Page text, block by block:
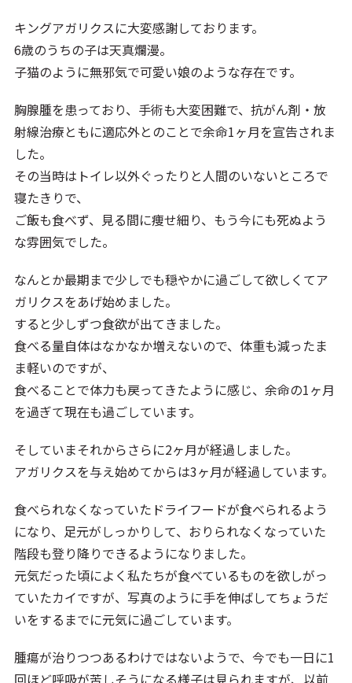
キングアガリクスに大変感謝しております。
6歳のうちの子は天真爛漫。
子猫のように無邪気で可愛い娘のような存在です。
胸腺腫を患っており、手術も大変困難で、抗がん剤・放
射線治療ともに適応外とのことで余命1ヶ月を宣告されま
した。
その当時はトイレ以外ぐったりと人間のいないところで
寝たきりで、
ご飯も食べず、見る間に痩せ細り、もう今にも死ぬよう
な雰囲気でした。
なんとか最期まで少しでも穏やかに過ごして欲しくてア
ガリクスをあげ始めました。
すると少しずつ食欲が出てきました。
食べる量自体はなかなか増えないので、体重も減ったま
ま軽いのですが、
食べることで体力も戻ってきたように感じ、余命の1ヶ月
を過ぎて現在も過ごしています。
そしていまそれからさらに2ヶ月が経過しました。
アガリクスを与え始めてからは3ヶ月が経過しています。
食べられなくなっていたドライフードが食べられるよう
になり、足元がしっかりして、おりられなくなっていた
階段も登り降りできるようになりました。
元気だった頃によく私たちが食べているものを欲しがっ
ていたカイですが、写真のように手を伸ばしてちょうだ
いをするまでに元気に過ごしています。
腫瘍が治りつつあるわけではないようで、今でも一日に1
回ほど呼吸が苦しそうになる様子は見られますが、以前